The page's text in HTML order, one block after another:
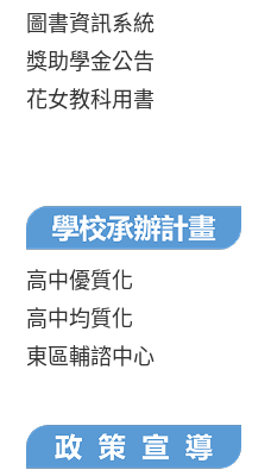
圖書資訊系統
獎助學金公告
花女教科用書
高中優質化
高中均質化
東區輔諮中心